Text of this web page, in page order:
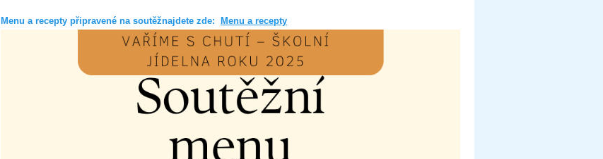
Menu a recepty připravené na soutěžnajdete zde: Menu a recepty